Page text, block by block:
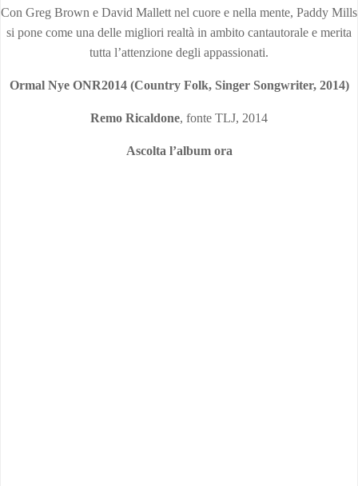
Con Greg Brown e David Mallett nel cuore e nella mente, Paddy Mills
si pone come una delle migliori realtà in ambito cantautorale e merita
tutta l’attenzione degli appassionati.
Ormal Nye ONR2014 (Country Folk, Singer Songwriter, 2014)
Remo Ricaldone, fonte TLJ, 2014
Ascolta l’album ora